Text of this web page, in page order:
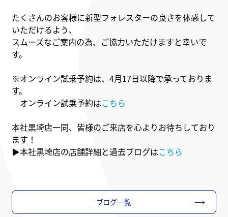
たくさんのお客様に新型フォレスターの良さを体感して
いただけるよう、
スムーズなご案内の為、ご協力いただけますと幸いで
す。
※オンライン試乗予約は、4月17日以降で承っておりま
す。
オンライン試乗予約はこちら
本社黒埼店一同、皆様のご来店を心よりお待ちしており
ます！
▶本社黒埼店の店舗詳細と過去ブログはこちら
ブログ一覧